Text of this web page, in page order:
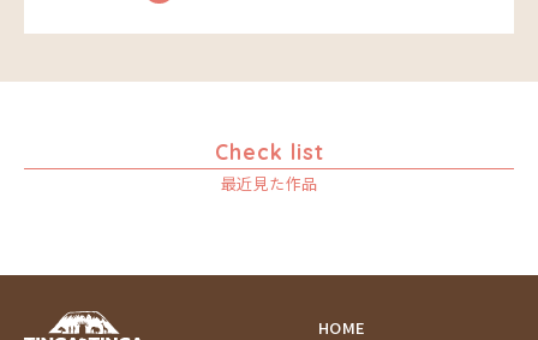
Check list
最近見た作品
HOME